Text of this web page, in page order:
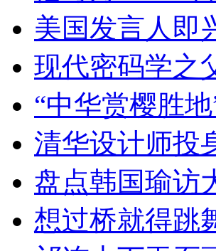
美国发言人即
现代密码学
“中华赏樱胜
清华设计师投
盘点韩国瑜访
想过桥就得跳